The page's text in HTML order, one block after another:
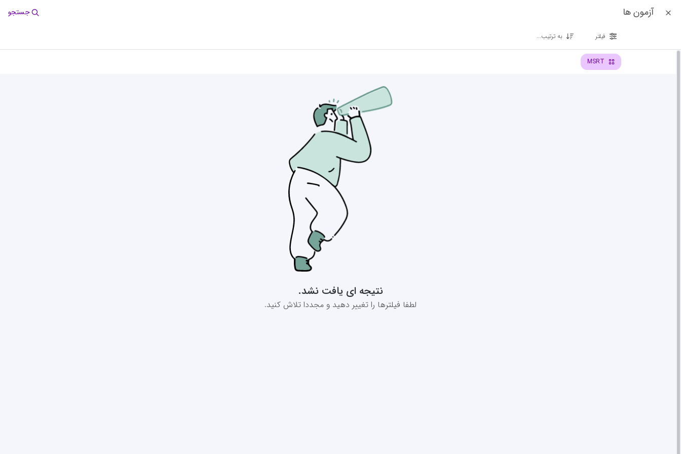
آزمون ها جستجو
فیلتر به ترتیب...
MSRT
نتیجه ای یافت نشد.
لطفا فیلترها را تغییر دهید و مجددا تلاش کنید.